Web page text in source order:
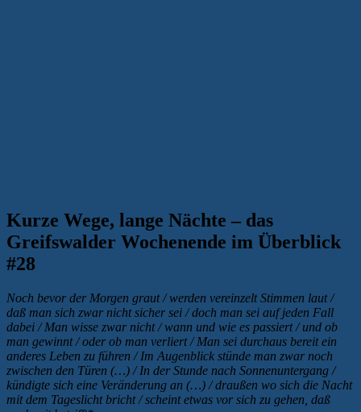
Kurze Wege, lange Nächte – das
Greifswalder Wochenende im Überblick
#28
Noch bevor der Morgen graut / werden vereinzelt Stimmen laut /
daß man sich zwar nicht sicher sei / doch man sei auf jeden Fall
dabei / Man wisse zwar nicht / wann und wie es passiert / und ob
man gewinnt / oder ob man verliert / Man sei durchaus bereit ein
anderes Leben zu führen / Im Augenblick stünde man zwar noch
zwischen den Türen (…) / In der Stunde nach Sonnenuntergang /
kündigte sich eine Veränderung an (…) / draußen wo sich die Nacht
mit dem Tageslicht bricht / scheint etwas vor sich zu gehen, daß